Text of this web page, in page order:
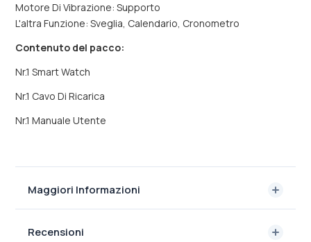
Motore Di Vibrazione: Supporto
L'altra Funzione: Sveglia, Calendario, Cronometro
Contenuto del pacco:
Nr.1 Smart Watch
Nr.1 Cavo Di Ricarica
Nr.1 Manuale Utente
Maggiori Informazioni
Recensioni